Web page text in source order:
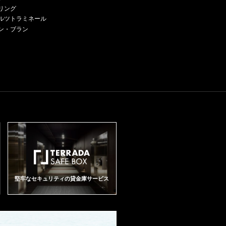
centration and power-at 14.8% a
penade and hints of sweet tobac
Drink from 2028. ワインアドヴォ
ケイト：96ポイント RP 96 Revi
ewed by: Matthew Luczy Drink D
ate: 2026 - 2037 The 2022 Alma
viva leads with a brooding, wood
y nose with savory, roasted pepp
er aromas and pleasing top note
s of lavender and dried herbs. Th
e palate is dense, luscious and s
ヴァレー 原産地呼称：DO. PUE
Score 99pts Almaviva Puente Alt
ender, blackcurrants, graphite, ta
penade and hints of sweet tobac
co. So complex and sophisticate
d. Medium- to full-bodied with ta
nnins that have an incredible fin
esse and length. It goes on for mi
nutes. It’s all about elegance and
hness for a dry year. Seductive a
フレンチオークとフルーツ、ミ
した美しい酸味を湛えた味わい
に仕上がる。
ング
ツトラミネール
・ブラン
堅牢なセキュリティの貸金庫サービス